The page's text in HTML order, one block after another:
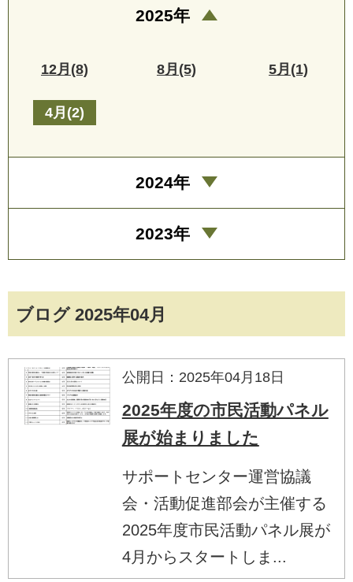
ブログ 2025年04月
公開日：2025年04月18日
2025年度の市民活動パネル
展が始まりました
サポートセンター運営協議
会・活動促進部会が主催する
2025年度市民活動パネル展が
4月からスタートしま...
2025年
12月(8) 8月(5) 5月(1)
4月(2)
2024年
2023年